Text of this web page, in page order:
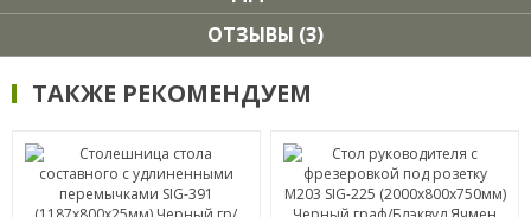
ОТЗЫВЫ (3)
ТАКЖЕ РЕКОМЕНДУЕМ